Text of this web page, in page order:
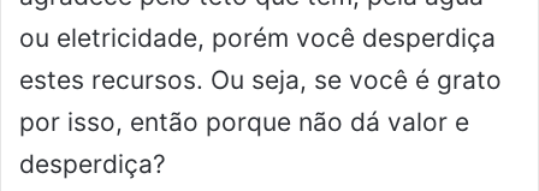
ou eletricidade, porém você desperdiça
estes recursos. Ou seja, se você é grato
por isso, então porque não dá valor e
desperdiça?